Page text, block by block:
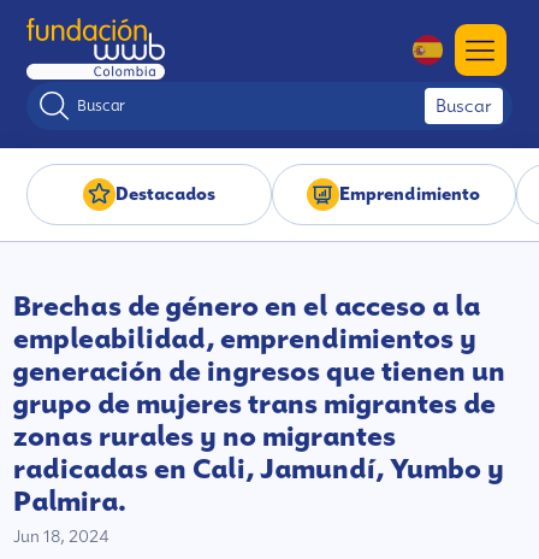
Buscar
Destacados Emprendimiento
Brechas de género en el acceso a la
empleabilidad, emprendimientos y
generación de ingresos que tienen un
grupo de mujeres trans migrantes de
zonas rurales y no migrantes
radicadas en Cali, Jamundí, Yumbo y
Palmira.
Jun 18, 2024